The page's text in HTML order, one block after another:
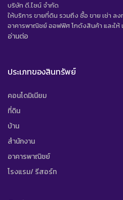
บริษัท ดี.ไซน์ จํากัด
ให้บริการ ขายที่ดิน รวมถึง ซื้อ ขาย เช่า ล
อาคารพาณิชย์ ออฟฟิศ โกดังสินค้า และให้
อ่านต่อ
ประเภทของสินทรัพย์
คอนโดมิเนียม
ที่ดิน
บ้าน
สำนักงาน
อาคารพาณิชย์
โรงแรม/ รีสอร์ท